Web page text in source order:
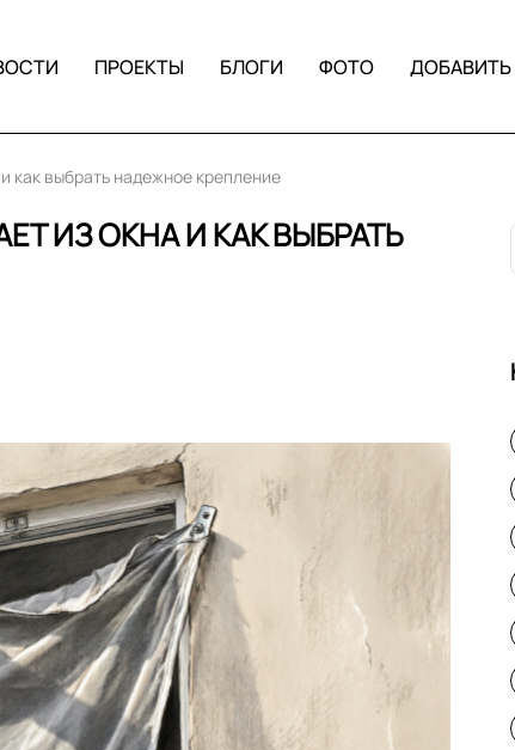
ПРОЕКТЫ БЛОГИ ФОТО ДОБАВИТЬ
как выбрать надежное крепление
ИЗ ОКНА И КАК ВЫБРАТЬ